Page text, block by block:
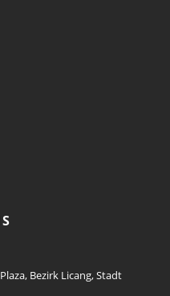
Bezirk Licang, Stadt